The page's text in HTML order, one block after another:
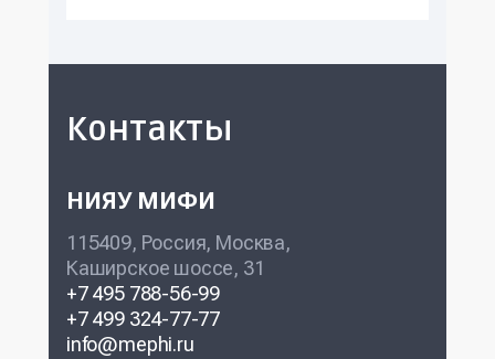
Контакты
НИЯУ МИФИ
115409, Россия, Москва,
Каширское шоссе, 31
+7 495 788-56-99
+7 499 324-77-77
info@mephi.ru